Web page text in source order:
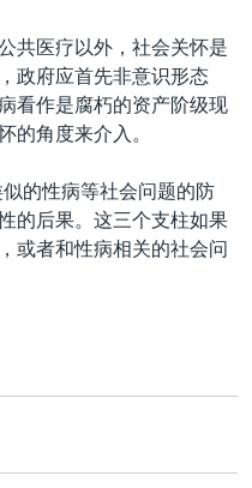
共医疗以外，社会关怀是
政府应首先非意识形态
看作是腐朽的资产阶级现
的角度来介入。
的性病等社会问题的防
的后果。这三个支柱如果
或者和性病相关的社会问